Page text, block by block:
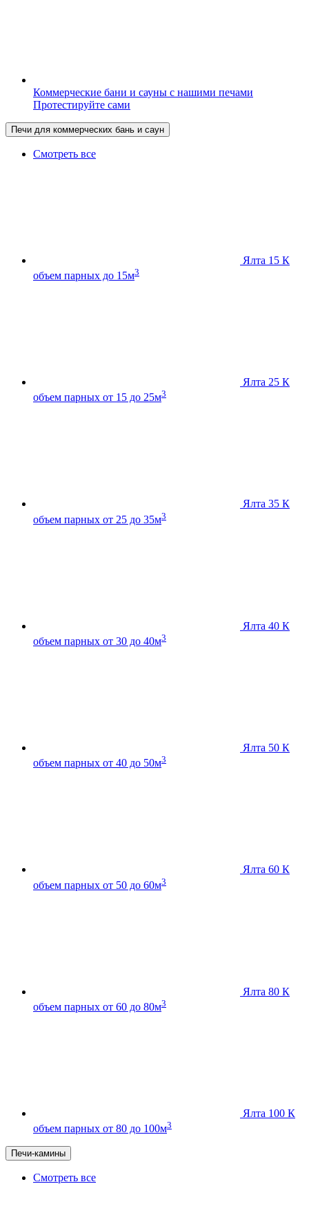
Коммерческие бани и сауны с нашими печами
Протестируйте сами
Печи для коммерческих бань и саун
Смотреть все
Ялта 15 К
объем парных до 15м3
Ялта 25 К
объем парных от 15 до 25м3
Ялта 35 К
объем парных от 25 до 35м3
Ялта 40 К
объем парных от 30 до 40м3
Ялта 50 К
объем парных от 40 до 50м3
Ялта 60 К
объем парных от 50 до 60м3
Ялта 80 К
объем парных от 60 до 80м3
Ялта 100 К
объем парных от 80 до 100м3
Печи-камины
Смотреть все